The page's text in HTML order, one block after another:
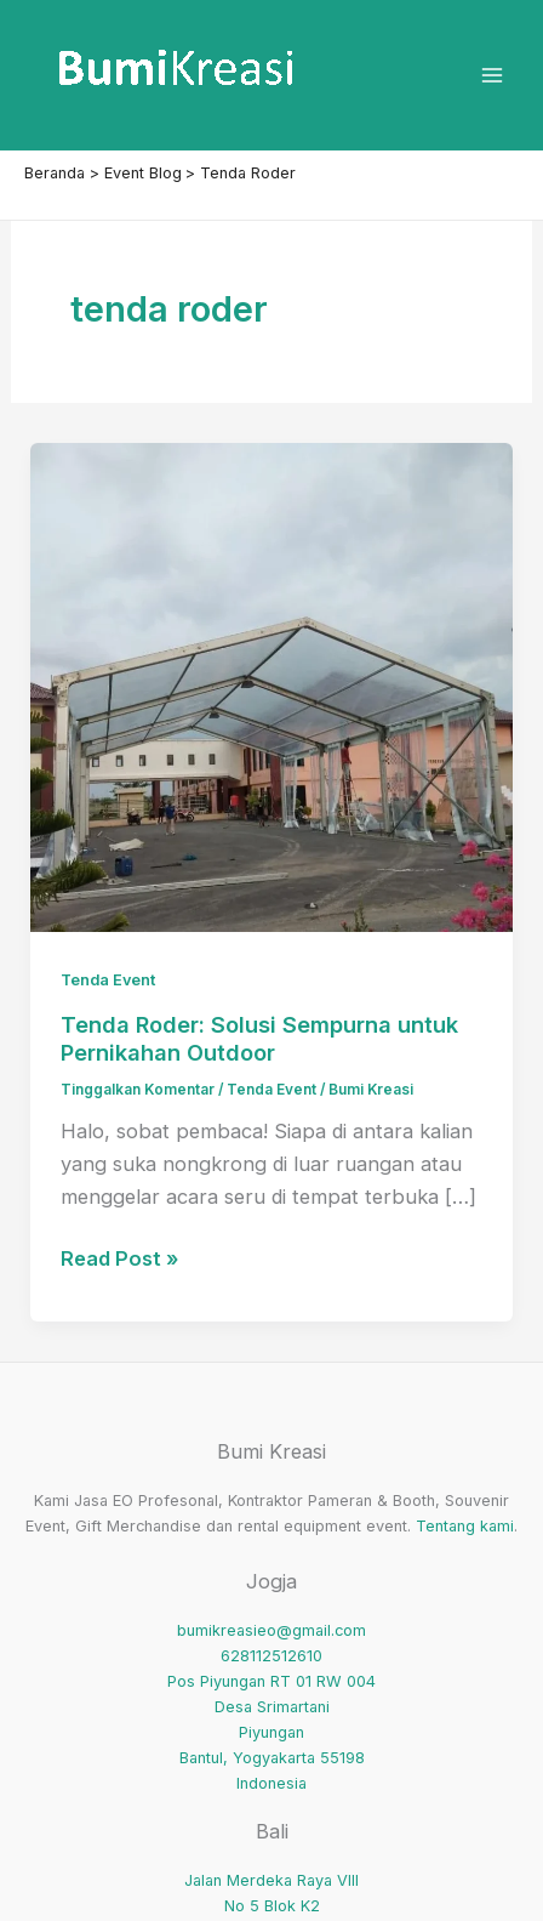
konten
Beranda Event Blog Tenda Roder
tenda roder
Tenda Event
Tenda Roder: Solusi Sempurna untuk
Pernikahan Outdoor
Tinggalkan Komentar / Tenda Event/ Bumi Kreasi
Halo, sobat pembaca! Siapa di antara kalian
yang suka nongkrong di luar ruangan atau
menggelar acara seru di tempat terbuka […]
Tenda
Read Post »
Bumi Kreasi
Kami Jasa EO Profesonal, Kontraktor Pameran & Booth, Souvenir
Event, Gift Merchandise dan rental equipment event. Tentang kami.
Jogja
bumikreasieo@gmail.com
628112512610
Pos Piyungan RT 01 RW 004
Desa Srimartani
Piyungan
Bantul, Yogyakarta 55198
Indonesia
Bali
Jalan Merdeka Raya VIII
No 5 Blok K2